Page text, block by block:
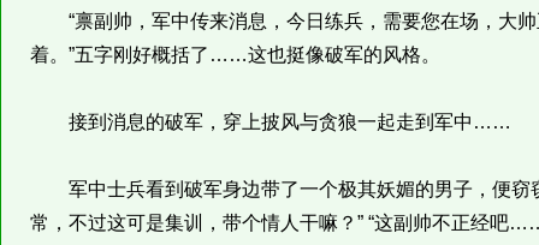
“禀副帅，军中传来消息，今日练兵，需要您在场，大帅
着。”五字刚好概括了……这也挺像破军的风格。
接到消息的破军，穿上披风与贪狼一起走到军中……
军中士兵看到破军身边带了一个极其妖媚的男子，便窃
常，不过这可是集训，带个情人干嘛？” “这副帅不正经吧